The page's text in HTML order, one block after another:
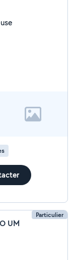
Particulier
UM